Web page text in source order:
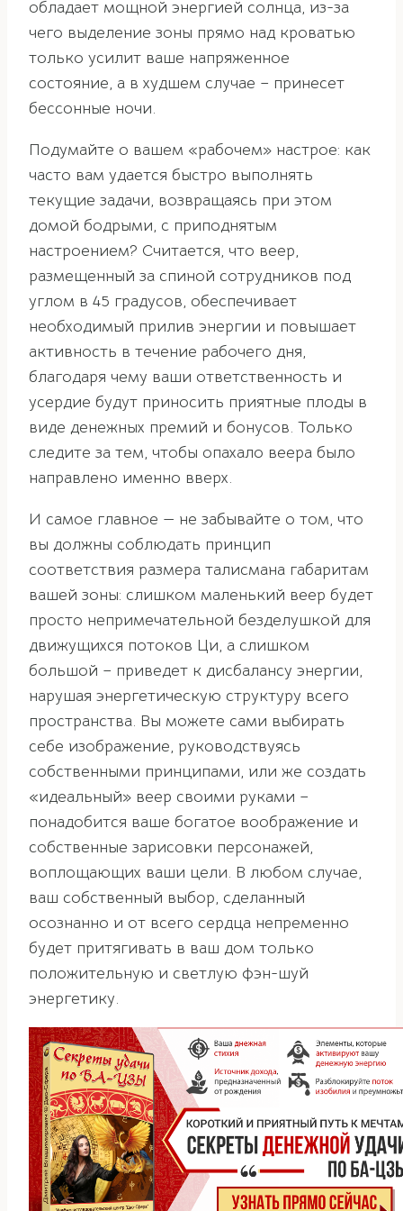
обладает мощной энергией солнца, из-за
чего выделение зоны прямо над кроватью
только усилит ваше напряженное
состояние, а в худшем случае – принесет
бессонные ночи.
Подумайте о вашем «рабочем» настрое: как
часто вам удается быстро выполнять
текущие задачи, возвращаясь при этом
домой бодрыми, с приподнятым
настроением? Считается, что веер,
размещенный за спиной сотрудников под
углом в 45 градусов, обеспечивает
необходимый прилив энергии и повышает
активность в течение рабочего дня,
благодаря чему ваши ответственность и
усердие будут приносить приятные плоды в
виде денежных премий и бонусов. Только
следите за тем, чтобы опахало веера было
направлено именно вверх.
И самое главное — не забывайте о том, что
вы должны соблюдать принцип
соответствия размера талисмана габаритам
вашей зоны: слишком маленький веер будет
просто непримечательной безделушкой для
движущихся потоков Ци, а слишком
большой – приведет к дисбалансу энергии,
нарушая энергетическую структуру всего
пространства. Вы можете сами выбирать
себе изображение, руководствуясь
собственными принципами, или же создать
«идеальный» веер своими руками –
понадобится ваше богатое воображение и
собственные зарисовки персонажей,
воплощающих ваши цели. В любом случае,
ваш собственный выбор, сделанный
осознанно и от всего сердца непременно
будет притягивать в ваш дом только
положительную и светлую фэн-шуй
энергетику.